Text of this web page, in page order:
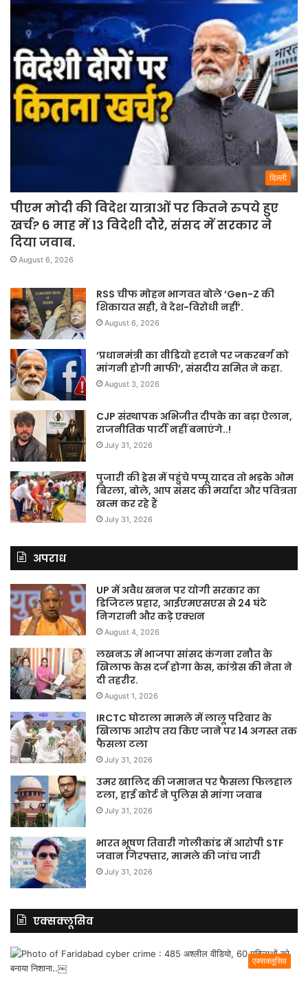
दिल्ली
पीएम मोदी की विदेश यात्राओं पर कितने रुपये हुए
खर्च? 6 माह में 13 विदेशी दौरे, संसद में सरकार ने
दिया जवाब.
August 6, 2026
RSS चीफ मोहन भागवत बोले ‘Gen-Z की
शिकायत सही, वे देश-विरोधी नहीं’.
August 6, 2026
‘प्रधानमंत्री का वीडियो हटाने पर जकरबर्ग को
मांगनी होगी माफी’, संसदीय समित ने कहा.
August 3, 2026
CJP संस्थापक अभिजीत दीपके का बड़ा ऐलान,
राजनीतिक पार्टी नहीं बनाएंगे..!
July 31, 2026
पुजारी की ड्रेस में पहुंचे पप्पू यादव तो भड़के ओम
बिरला, बोले, आप संसद की मर्यादा और पवित्रता
खत्म कर रहे हैं
July 31, 2026
अपराध
UP में अवैध खनन पर योगी सरकार का
डिजिटल प्रहार, आईएमएसएस से 24 घंटे
निगरानी और कड़े एक्शन
August 4, 2026
लखनऊ में भाजपा सांसद कंगना रनौत के
खिलाफ केस दर्ज होगा केस, कांग्रेस की नेता ने
दी तहरीर.
August 1, 2026
IRCTC घोटाला मामले में लालू परिवार के
खिलाफ आरोप तय किए जाने पर 14 अगस्त तक
फैसला टला
July 31, 2026
उमर खालिद की जमानत पर फैसला फिलहाल
टला, हाई कोर्ट ने पुलिस से मांगा जवाब
July 31, 2026
भारत भूषण तिवारी गोलीकांड में आरोपी STF
जवान गिरफ्तार, मामले की जांच जारी
July 31, 2026
एक्सक्लूसिव
एक्सक्लूसिव